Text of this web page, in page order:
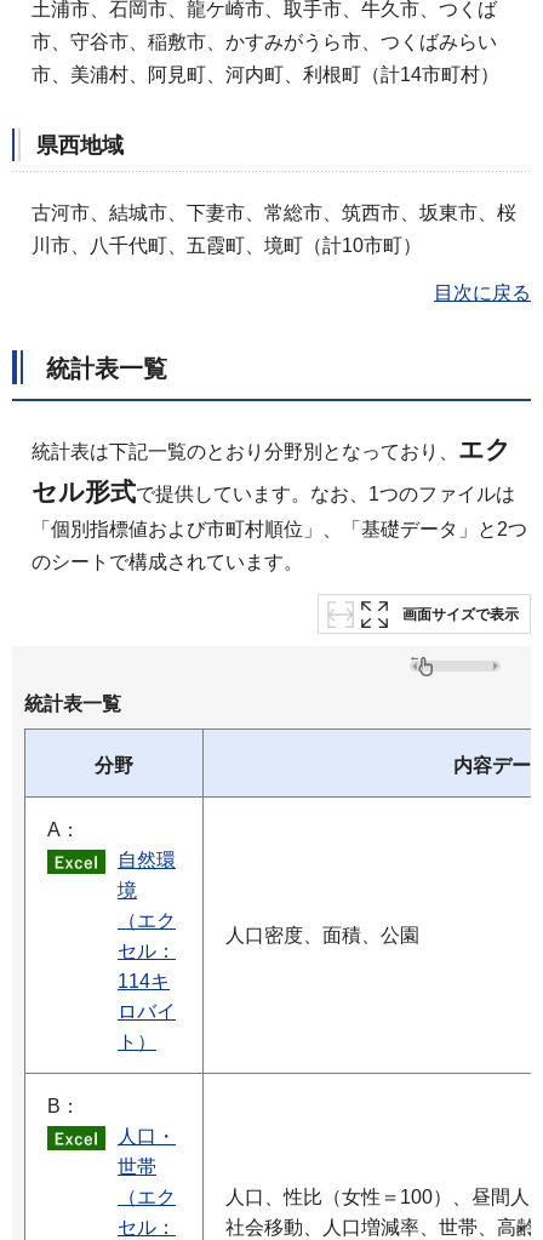
土浦市、石岡市、龍ケ崎市、取手市、牛久市、つくば
市、守谷市、稲敷市、かすみがうら市、つくばみらい
市、美浦村、阿見町、河内町、利根町（計14市町村）
県西地域
古河市、結城市、下妻市、常総市、筑西市、坂東市、桜
川市、八千代町、五霞町、境町（計10市町）
目次に戻る
統計表一覧
統計表は下記一覧のとおり分野別となっており、 エク
セル形式で提供しています。なお、1つのファイルは
「個別指標値および市町村順位」、「基礎データ」と2つ
のシートで構成されています。
画面サイズで表示
統計表一覧
分野 内容デー
A：
自然環
境
（エク
セル：
114キ
ロバイ
ト）
人口密度、面積、公園
B：
人口・
世帯
（エク
セル：
人口、性比（女性＝100）、昼間人
社会移動、人口増減率、世帯、高